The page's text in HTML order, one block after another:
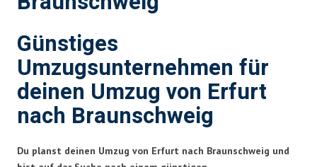
Günstiges
Umzugsunternehmen für
deinen Umzug von Erfurt
nach Braunschweig
Du planst deinen Umzug von Erfurt nach Braunschweig und